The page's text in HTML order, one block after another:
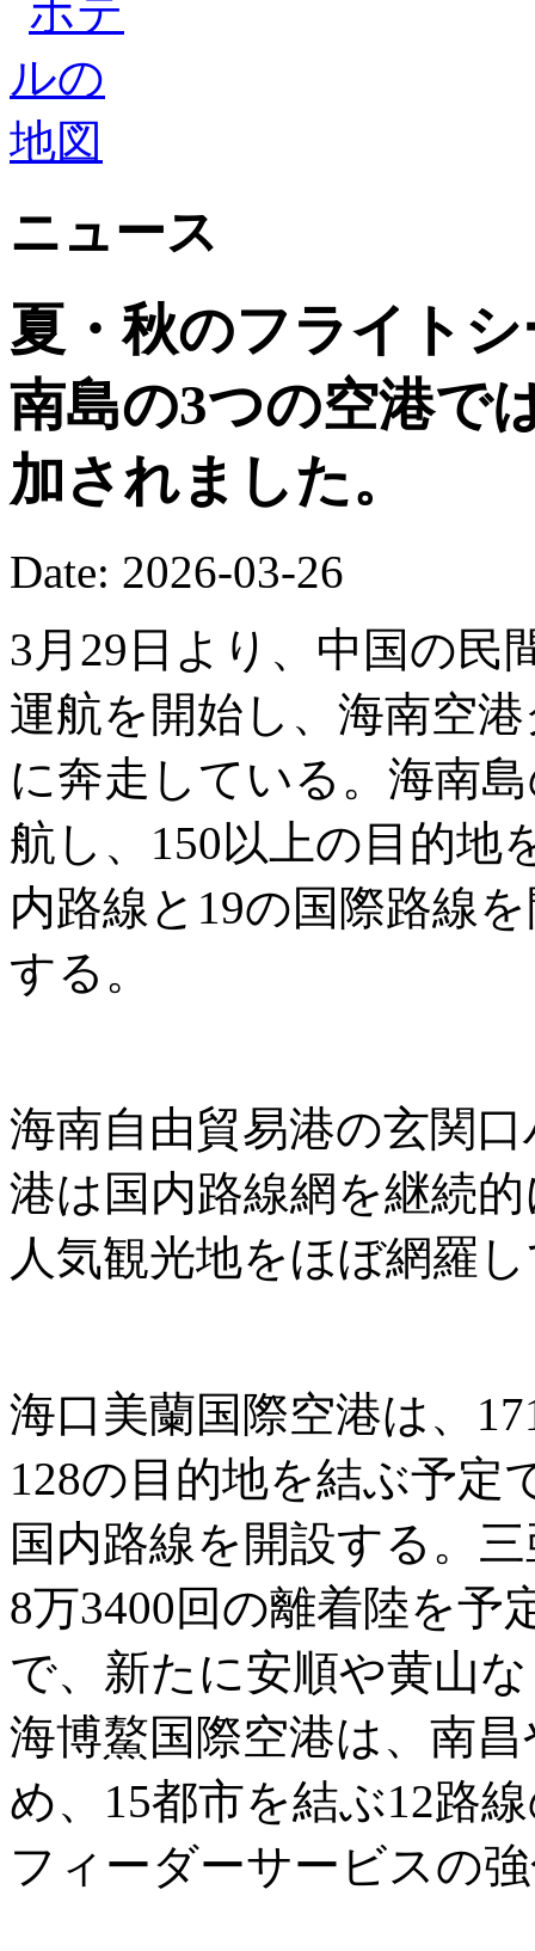
ニュース
夏・秋のフライト
南島の3つの空港で
加されました。
Date: 2026-03-26
3月29日より、中国の民
運航を開始し、海南空
に奔走している。海南
航し、150以上の目的地
内路線と19の国際路線
する。
海南自由貿易港の玄関
港は国内路線網を継続
人気観光地をほぼ網羅
海口美蘭国際空港は、
128の目的地を結ぶ予定
国内路線を開設する。
8万3400回の離着陸を予
で、新たに安順や黄山
海博鰲国際空港は、南
め、15都市を結ぶ12路
フィーダーサービスの